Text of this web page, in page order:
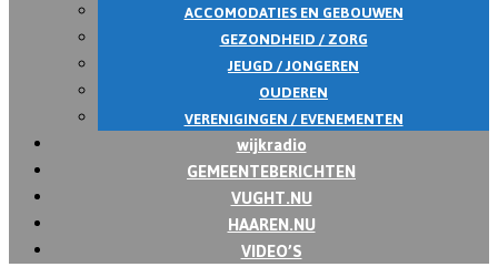
ACCOMODATIES EN GEBOUWEN
GEZONDHEID / ZORG
JEUGD / JONGEREN
OUDEREN
VERENIGINGEN / EVENEMENTEN
wijkradio
GEMEENTEBERICHTEN
VUGHT.NU
HAAREN.NU
VIDEO’S